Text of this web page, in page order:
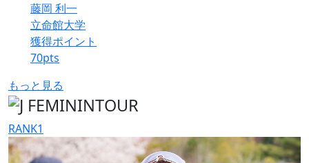
藤岡 利一
立命館大学
獲得ポイント
70pts
もっと見る
RANK1